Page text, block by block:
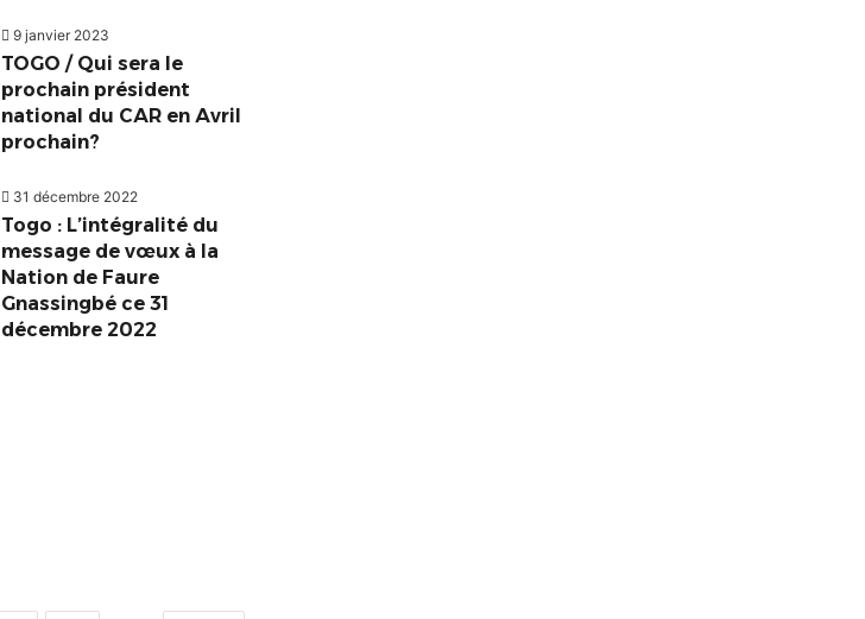
9 janvier 2023
TOGO / Qui sera le
prochain président
national du CAR en Avril
prochain?
31 décembre 2022
Togo : L’intégralité du
message de vœux à la
Nation de Faure
Gnassingbé ce 31
décembre 2022